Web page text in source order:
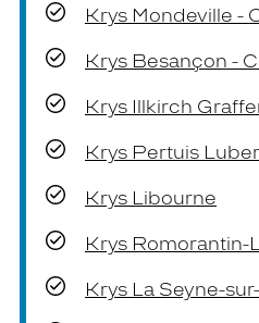
Krys Mondeville -
Krys Besançon -
Krys Illkirch
Krys Pertuis
Krys Libourne
Krys Romorantin-
Krys La Seyne-